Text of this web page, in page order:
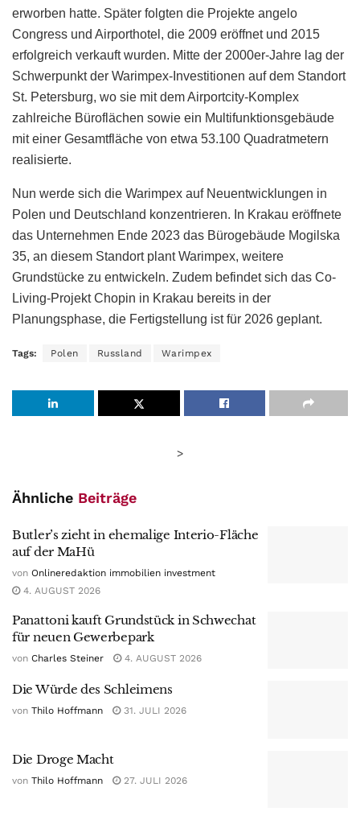
erworben hatte. Später folgten die Projekte angelo
Congress und Airporthotel, die 2009 eröffnet und 2015
erfolgreich verkauft wurden. Mitte der 2000er-Jahre lag der
Schwerpunkt der Warimpex-Investitionen auf dem Standort
St. Petersburg, wo sie mit dem Airportcity-Komplex
zahlreiche Büroflächen sowie ein Multifunktionsgebäude
mit einer Gesamtfläche von etwa 53.100 Quadratmetern
realisierte.
Nun werde sich die Warimpex auf Neuentwicklungen in
Polen und Deutschland konzentrieren. In Krakau eröffnete
das Unternehmen Ende 2023 das Bürogebäude Mogilska
35, an diesem Standort plant Warimpex, weitere
Grundstücke zu entwickeln. Zudem befindet sich das Co-
Living-Projekt Chopin in Krakau bereits in der
Planungsphase, die Fertigstellung ist für 2026 geplant.
Tags: Polen Russland Warimpex
>
Ähnliche Beiträge
Butler’s zieht in ehemalige Interio-Fläche
auf der MaHü
von Onlineredaktion immobilien investment
4. AUGUST 2026
Panattoni kauft Grundstück in Schwechat
für neuen Gewerbepark
von Charles Steiner 4. AUGUST 2026
Die Würde des Schleimens
von Thilo Hoffmann 31. JULI 2026
Die Droge Macht
von Thilo Hoffmann 27. JULI 2026